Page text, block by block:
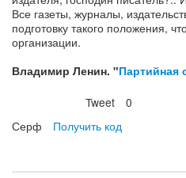
Все газеты, журналы,
подготовку такого положения,
организации.
Владимир Ленин. "Партийная
Tweet
0
Серф
Получить код